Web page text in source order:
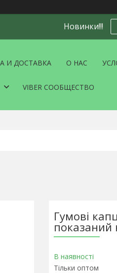
Новинки!!!
И ДОСТАВКА О НАС
VIBER СООБЩЕСТВО
Гумові
показаний
В наявності
Тільки оптом